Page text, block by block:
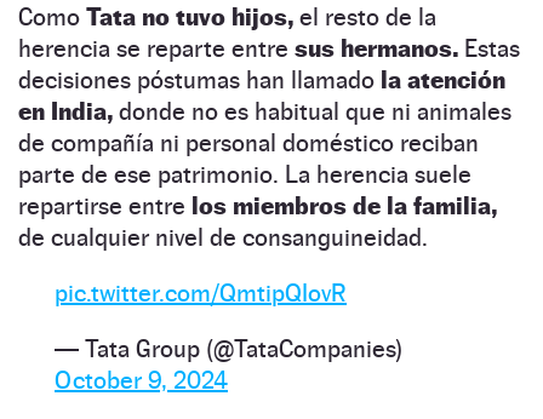
Como Tata no tuvo hijos, el resto de la
herencia se reparte entre sus hermanos. Estas
decisiones póstumas han llamado la atención
en India, donde no es habitual que ni animales
de compañía ni personal doméstico reciban
parte de ese patrimonio. La herencia suele
repartirse entre los miembros de la familia,
de cualquier nivel de consanguineidad.
pic.twitter.com/QmtipQIovR
— Tata Group (@TataCompanies)
October 9, 2024